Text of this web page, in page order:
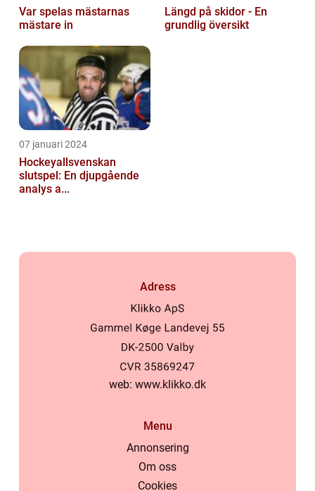
Var spelas mästarnas
mästare in
Längd på skidor - En
grundlig översikt
07 januari 2024
Hockeyallsvenskan
slutspel: En djupgående
analys a...
Adress
web: www.klikko.dk
Menu
Annonsering
Om oss
Cookies